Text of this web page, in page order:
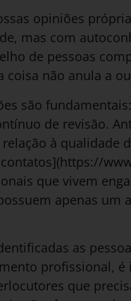
opiniões
mas com
de pessoas
coisa não anula a
são
de revisão.
à qualidade
que vivem
apenas um
as
profissional,
que